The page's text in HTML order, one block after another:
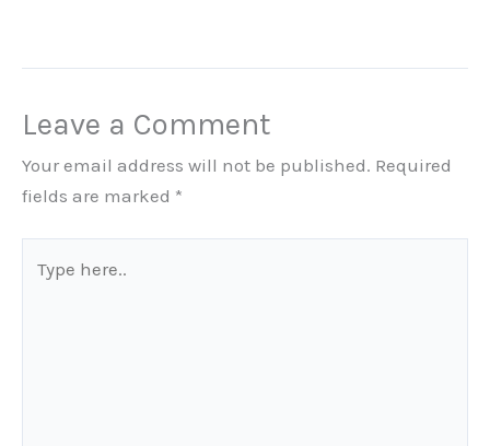
Leave a Comment
Your email address will not be published. Required
fields are marked *
here..